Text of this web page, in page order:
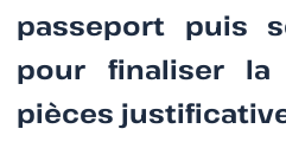
passeport puis
pour finaliser la
pièces